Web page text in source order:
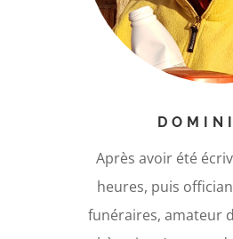
Après avoir été
heures, puis
funéraires, amateur